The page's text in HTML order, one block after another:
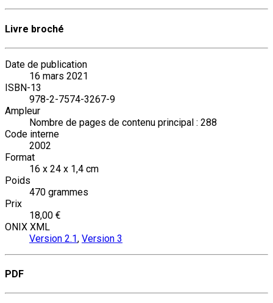
Livre broché
Date de publication
16 mars 2021
ISBN-13
978-2-7574-3267-9
Ampleur
Nombre de pages de contenu principal : 288
Code interne
2002
Format
16 x 24 x 1,4 cm
Poids
470 grammes
Prix
18,00 €
ONIX XML
Version 2.1, Version 3
PDF